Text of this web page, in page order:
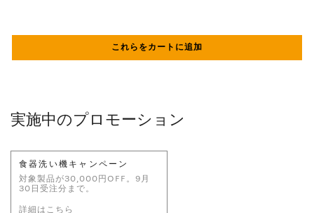
これらをカートに追加
実施中のプロモーション
食器洗い機キャンペーン
対象製品が30,000円OFF。9月
30日受注分まで。
詳細はこちら